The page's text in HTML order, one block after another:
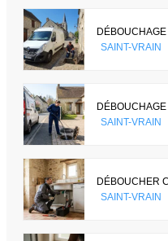
SAINT-VRAIN
SAINT-VRAIN
DÉBOUCHER
SAINT-VRAIN